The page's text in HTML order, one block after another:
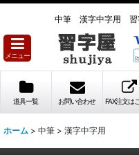
中筆 漢字中字用 習
メニュー
道具一覧 お問い合わせ FAX注文は
ホーム > 中筆 > 漢字中字用